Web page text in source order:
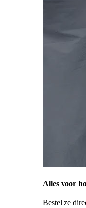
Alles voor
Bestel ze